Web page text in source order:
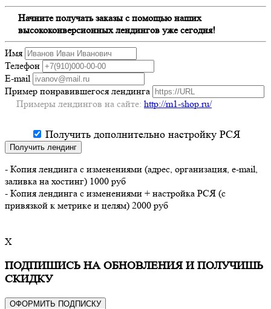
Начните получать заказы с помощью наших
высококонверсионных лендингов уже сегодня!
Имя
Телефон
E-mail
Пример понравившегося лендинга
Примеры лендингов на сайте: http://m1-shop.ru/
Получить дополнительно настройку РСЯ
Получить лендинг
- Копия лендинга с изменениями (адрес, организация, e-mail,
заливка на хостинг) 1000 руб
- Копия лендинга с изменениями + настройка РСЯ (с
привязкой к метрике и целям) 2000 руб
X
ПОДПИШИСЬ НА ОБНОВЛЕНИЯ И ПОЛУЧИШЬ
СКИДКУ
ОФОРМИТЬ ПОДПИСКУ